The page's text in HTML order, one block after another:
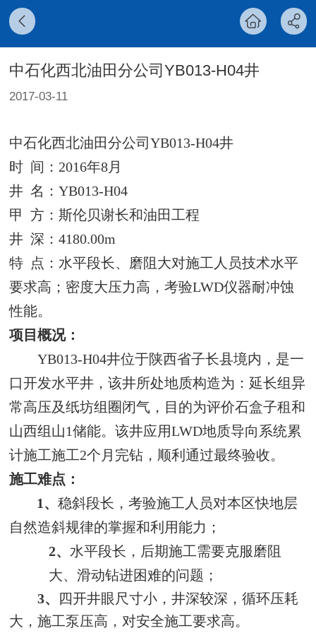
中石化西北油田分公司YB013-H04井
2017-03-11
中石化西北油田分公司 YB013-H04井
时 间： 2016年8月
井 名： YB013-H04
甲
方：斯伦贝谢长和油田工程
井 深： 4180.00m
特
点：水平段长、磨阻大对施工人员技术水平
要求高；密度大压力高，考验LWD仪器耐冲蚀
性能。
项目概况：
YB013-H04井位于陕西省子长县境内，是一
口开发水平井，该井所处地质构造为：延长组异
常高压及纸坊组圈闭气 ，目的为评价石盒子租和
山西组山1储能。该井应用LWD地质导向系统累
计施工施工2个月完钻，顺利通过最终验收。
施工难点：
1、 稳斜段长，考验施工人员对本区快地层
自然造斜规律的掌握和利用能力；
2、 水平段长，后期施工需要克服磨阻
大、滑动钻进困难的问题；
3、
四开井眼尺寸小，井深较深，循环压耗
大，施工泵压高，对安全施工要求高。